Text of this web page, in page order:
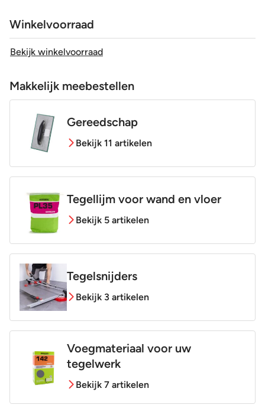
Winkelvoorraad
Bekijk winkelvoorraad
Makkelijk meebestellen
Gereedschap
Bekijk 11 artikelen
Tegellijm voor wand en vloer
Bekijk 5 artikelen
Tegelsnijders
Bekijk 3 artikelen
Voegmateriaal voor uw
tegelwerk
Bekijk 7 artikelen